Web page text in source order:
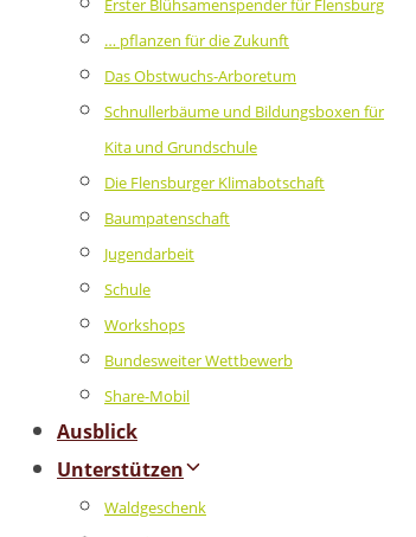
Erster Blühsamenspender für Flensburg
… pflanzen für die Zukunft
Das Obstwuchs-Arboretum
Schnullerbäume und Bildungsboxen für
Kita und Grundschule
Die Flensburger Klimabotschaft
Baumpatenschaft
Jugendarbeit
Schule
Workshops
Bundesweiter Wettbewerb
Share-Mobil
Ausblick
Unterstützen
Waldgeschenk